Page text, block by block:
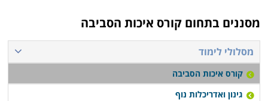
מסננים בתחום קורס איכות הסביבה
מסלולי לימוד
קורס איכות הסביבה
גינון ואדריכלות נוף